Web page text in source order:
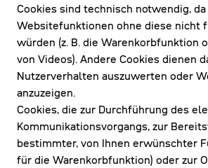
Cookies sind technisch notwendig,
Websitefunktionen ohne diese nicht
würden (z. B. die Warenkorbfunktion
von Videos). Andere Cookies dienen
Nutzerverhalten auszuwerten oder
anzuzeigen.
Cookies, die zur Durchführung des
Kommunikationsvorgangs, zur
bestimmter, von Ihnen erwünschter
für die Warenkorbfunktion) oder zur